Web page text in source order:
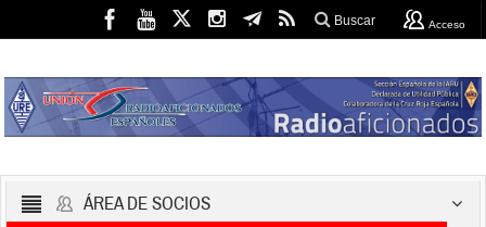
Buscar Acceso
ÁREA DE SOCIOS